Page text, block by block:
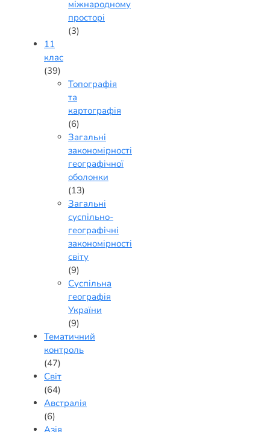
міжнародному
просторі
(3)
11
клас
(39)
Топографія
та
картографія
(6)
Загальні
закономірності
географічної
оболонки
(13)
Загальні
суспільно-
географічні
закономірності
світу
(9)
Суспільна
географія
України
(9)
Тематичний
контроль
(47)
Світ
(64)
Австралія
(6)